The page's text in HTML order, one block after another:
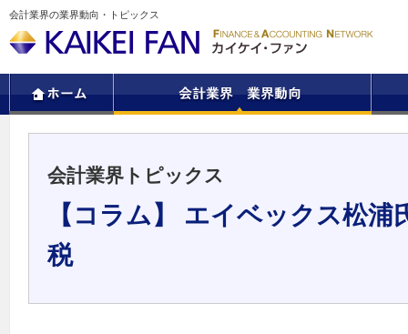
会計業界の業界動向・トピックス
会計業界トピックス
【コラム】 エイベックス松
税